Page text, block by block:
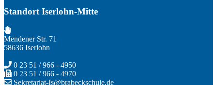
Standort Iserlohn-Mitte
Mendener Str. 71
58636 Iserlohn
0 23 51 / 966 - 4950
0 23 51 / 966 - 4970
Sekretariat-Is@brabeckschule.de